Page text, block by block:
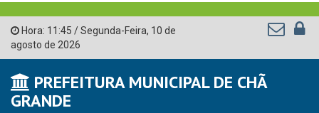
Hora: 11:45 /Segunda-Feira, 10 de
agosto de 2026
PREFEITURA MUNICIPAL DE CHÃ
GRANDE